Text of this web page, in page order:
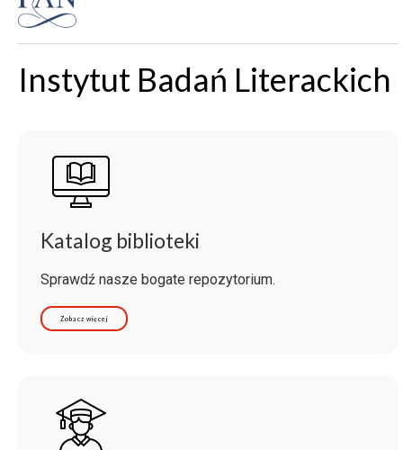
Instytut Badań Literackich
Katalog biblioteki
Sprawdź nasze bogate repozytorium.
Zobacz więcej